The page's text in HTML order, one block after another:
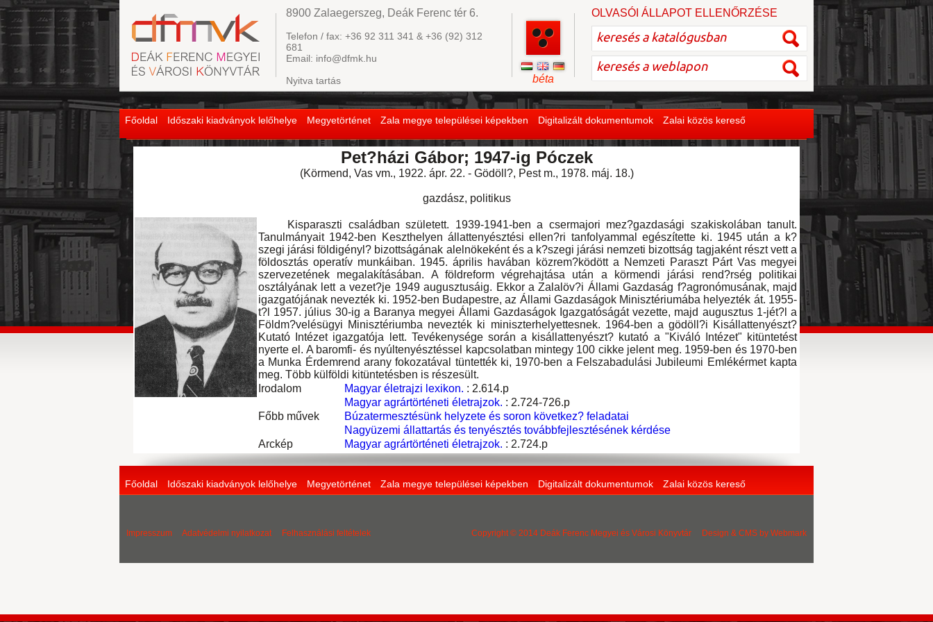
Főoldal Időszaki kiadványok lelőhelye Megyetörténet Zala megye települései képekben Digitalizált dokumentumok Zalai közös kereső
8900 Zalaegerszeg, Deák Ferenc tér 6.
Telefon / fax: +36 92 311 341 & +36 (92) 312
681
Email: info@dfmk.hu
Nyitva tartás
béta
OLVASÓI ÁLLAPOT ELLENŐRZÉSE
Pet?házi Gábor; 1947-ig Póczek
(Körmend, Vas vm., 1922. ápr. 22. - Gödöll?, Pest m., 1978. máj. 18.)
gazdász, politikus
Kisparaszti családban született. 1939-1941-ben a csermajori mez?gazdasági szakiskolában tanult.
Tanulmányait 1942-ben Keszthelyen állattenyésztési ellen?ri tanfolyammal egészítette ki. 1945 után a k?
szegi járási földigényl? bizottságának alelnökeként és a k?szegi járási nemzeti bizottság tagjaként részt vett a
földosztás operatív munkáiban. 1945. április havában közrem?ködött a Nemzeti Paraszt Párt Vas megyei
szervezetének megalakításában. A földreform végrehajtása után a körmendi járási rend?rség politikai
osztályának lett a vezet?je 1949 augusztusáig. Ekkor a Zalalöv?i Állami Gazdaság f?agronómusának, majd
igazgatójának nevezték ki. 1952-ben Budapestre, az Állami Gazdaságok Minisztériumába helyezték át. 1955-
t?l 1957. július 30-ig a Baranya megyei Állami Gazdaságok Igazgatóságát vezette, majd augusztus 1-jét?l a
Földm?velésügyi Minisztériumba nevezték ki miniszterhelyettesnek. 1964-ben a gödöll?i Kisállattenyészt?
Kutató Intézet igazgatója lett. Tevékenysége során a kisállattenyészt? kutató a "Kiváló Intézet" kitüntetést
nyerte el. A baromfi- és nyúltenyésztéssel kapcsolatban mintegy 100 cikke jelent meg. 1959-ben és 1970-ben
a Munka Érdemrend arany fokozatával tüntették ki, 1970-ben a Felszabadulási Jubileumi Emlékérmet kapta
meg. Több külföldi kitüntetésben is részesült.
Irodalom
Magyar életrajzi lexikon. : 2.614.p
Magyar agrártörténeti életrajzok. : 2.724-726.p
Főbb művek
Búzatermesztésünk helyzete és soron következ? feladatai
Nagyüzemi állattartás és tenyésztés továbbfejlesztésének kérdése
Arckép
Magyar agrártörténeti életrajzok. : 2.724.p
Főoldal Időszaki kiadványok lelőhelye Megyetörténet Zala megye települései képekben Digitalizált dokumentumok Zalai közös kereső
Impresszum Adatvédelmi nyilatkozat Felhasználási feltételek Copyright © 2014 Deák Ferenc Megyei és Városi Könyvtár Design & CMS by Webmark